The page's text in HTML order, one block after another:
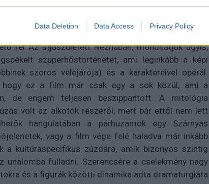
Data Deletion Data Access Privacy Policy
fel Az újjászületett Nezhában, mondhatjuk úgyis,
szuperhőstörténetet, ami leginkább a képi
szoros velejárója) és a karaktereivel operál.
hogy ez a film már csak egy a sok közül, ami a
de engem teljesen beszippantott. A mitológia
volt az alkotók részéről, mert bár ettől nem lett
hangulatában a párhuzamok egy Szárnyas
vagy a film vége felé haladva már inkább
a kultúraspecifikus zúzdára, amik bizonyos szintig
fulladni. Szerencsére a cselekmény nagy
és a figurák közötti dinamika adta dramaturgiára